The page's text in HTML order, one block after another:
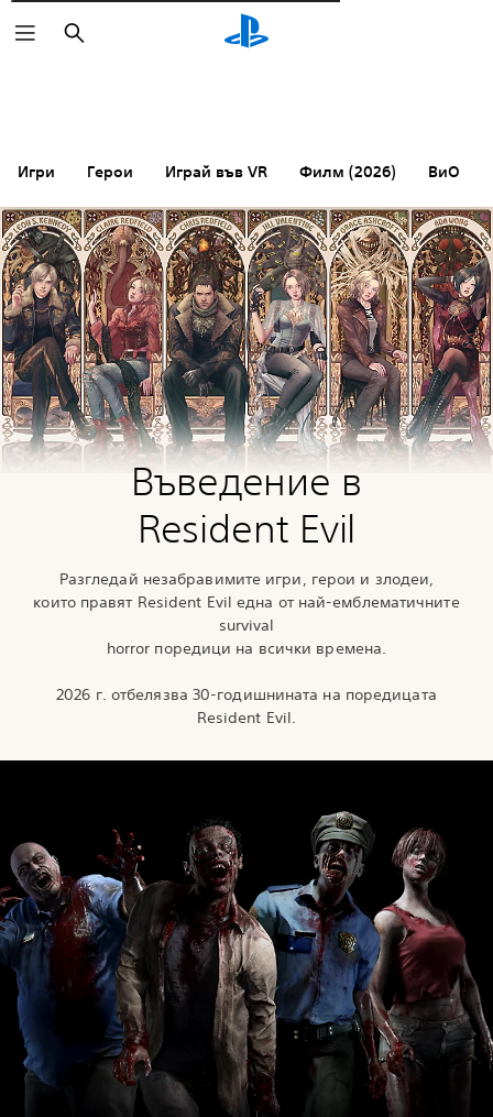
Търсене
Игри Герои Играй във VR Филм (2026) ВиО
Въведение в
Resident Evil
Разгледай незабравимите игри, герои и злодеи,
които правят Resident Evil една от най-емблематичните
survival
horror поредици на всички времена.
2026 г. отбелязва 30-годишнината на поредицата
Resident Evil.